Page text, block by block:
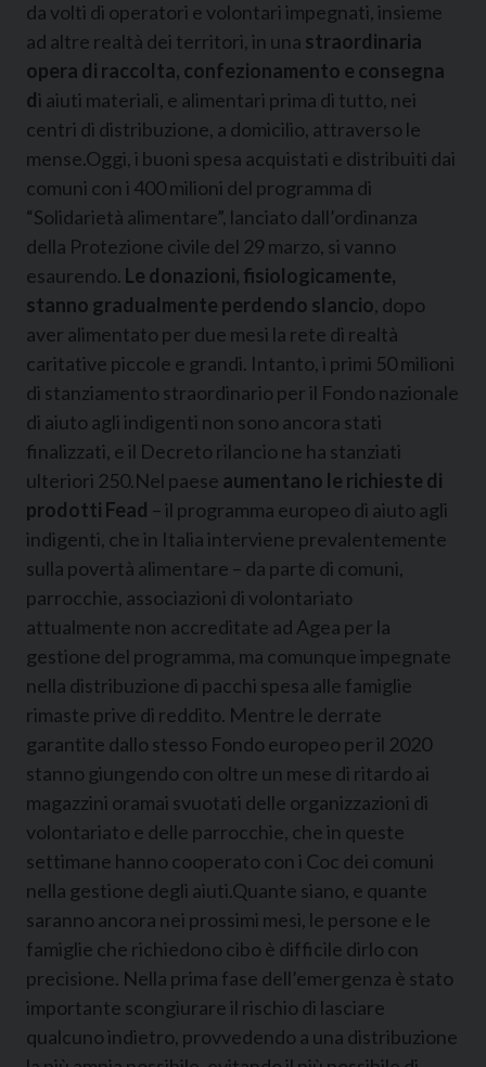
da volti di operatori e volontari impegnati, insieme
ad altre realtà dei territori, in una straordinaria
opera di raccolta, confezionamento e consegna
di aiuti materiali, e alimentari prima di tutto, nei
centri di distribuzione, a domicilio, attraverso le
mense.Oggi, i buoni spesa acquistati e distribuiti dai
comuni con i 400 milioni del programma di
“Solidarietà alimentare”, lanciato dall’ordinanza
della Protezione civile del 29 marzo, si vanno
esaurendo. Le donazioni, fisiologicamente,
stanno gradualmente perdendo slancio, dopo
aver alimentato per due mesi la rete di realtà
caritative piccole e grandi. Intanto, i primi 50 milioni
di stanziamento straordinario per il Fondo nazionale
di aiuto agli indigenti non sono ancora stati
finalizzati, e il Decreto rilancio ne ha stanziati
ulteriori 250.Nel paese aumentano le richieste di
prodotti Fead – il programma europeo di aiuto agli
indigenti, che in Italia interviene prevalentemente
sulla povertà alimentare – da parte di comuni,
parrocchie, associazioni di volontariato
attualmente non accreditate ad Agea per la
gestione del programma, ma comunque impegnate
nella distribuzione di pacchi spesa alle famiglie
rimaste prive di reddito. Mentre le derrate
garantite dallo stesso Fondo europeo per il 2020
stanno giungendo con oltre un mese di ritardo ai
magazzini oramai svuotati delle organizzazioni di
volontariato e delle parrocchie, che in queste
settimane hanno cooperato con i Coc dei comuni
nella gestione degli aiuti.Quante siano, e quante
saranno ancora nei prossimi mesi, le persone e le
famiglie che richiedono cibo è difficile dirlo con
precisione. Nella prima fase dell’emergenza è stato
importante scongiurare il rischio di lasciare
qualcuno indietro, provvedendo a una distribuzione